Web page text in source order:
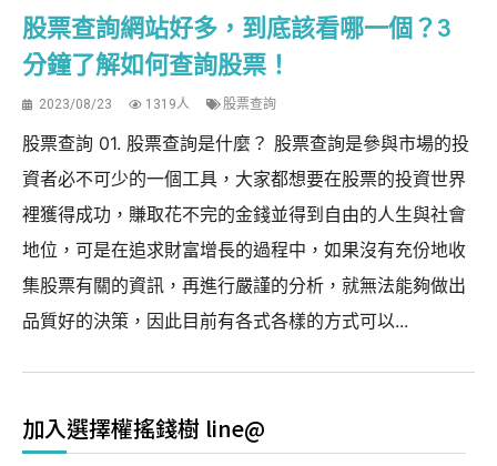
股票查詢網站好多，到底該看哪一個？3
分鐘了解如何查詢股票！
2023/08/23 1319人 股票查詢
股票查詢 01. 股票查詢是什麼？ 股票查詢是參與市場的投
資者必不可少的一個工具，大家都想要在股票的投資世界
裡獲得成功，賺取花不完的金錢並得到自由的人生與社會
地位，可是在追求財富增長的過程中，如果沒有充份地收
集股票有關的資訊，再進行嚴謹的分析，就無法能夠做出
品質好的決策，因此目前有各式各樣的方式可以...
加入選擇權搖錢樹 line@